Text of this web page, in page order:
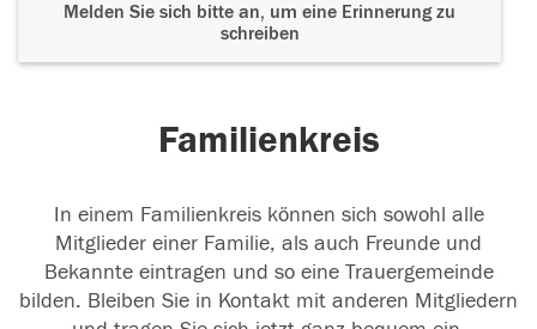
Melden Sie sich bitte an, um eine Erinnerung zu
schreiben
Familienkreis
In einem Familienkreis können sich sowohl alle
Mitglieder einer Familie, als auch Freunde und
Bekannte eintragen und so eine Trauergemeinde
bilden. Bleiben Sie in Kontakt mit anderen Mitgliedern